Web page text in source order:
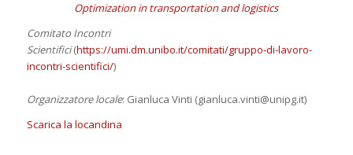
Optimization in transportation and logistics
Comitato Incontri
Scientifici(https://umi.dm.unibo.it/comitati/gruppo-di-lavoro-
incontri-scientifici/)
Organizzatore locale: Gianluca Vinti (gianluca.vinti@unipg.it)
Scarica la locandina